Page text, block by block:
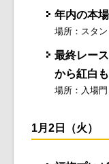
年内の本
場所：スタ
最終レー
から紅白
場所：入場門
1月2日（火）